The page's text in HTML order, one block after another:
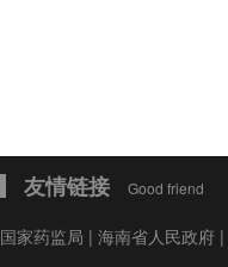
友情链接 Good friend
国家药监局 | 海南省人民政府 |